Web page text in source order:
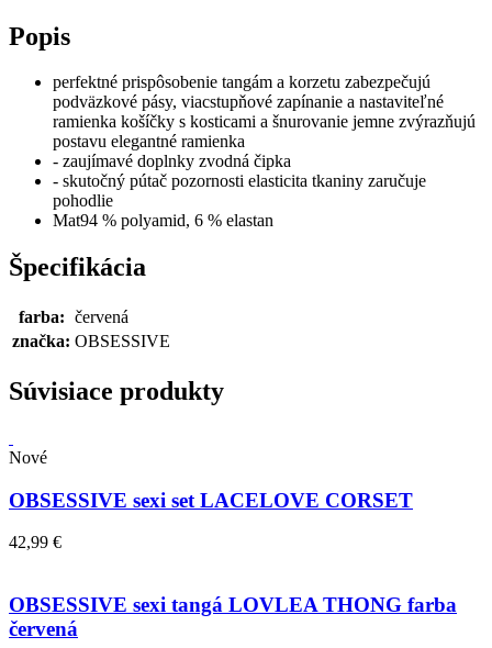
Popis
perfektné prispôsobenie tangám a korzetu zabezpečujú
podväzkové pásy, viacstupňové zapínanie a nastaviteľné
ramienka košíčky s kosticami a šnurovanie jemne zvýrazňujú
postavu elegantné ramienka
- zaujímavé doplnky zvodná čipka
- skutočný pútač pozornosti elasticita tkaniny zaručuje
pohodlie
Mat94 % polyamid, 6 % elastan
Špecifikácia
farba: červená
značka: OBSESSIVE
Súvisiace produkty
Nové
OBSESSIVE sexi set LACELOVE CORSET
42,99 €
OBSESSIVE sexi tangá LOVLEA THONG farba
červená